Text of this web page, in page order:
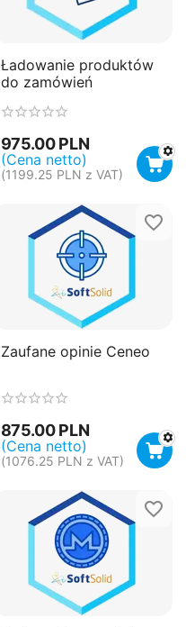
Ładowanie produktów
do zamówień
975.00 PLN
(Cena netto)
(1199.25 PLN z VAT)
Zaufane opinie Ceneo
875.00 PLN
(Cena netto)
(1076.25 PLN z VAT)